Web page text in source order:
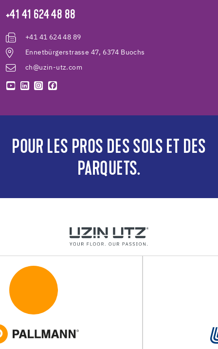
+41 41 624 48 88
+41 41 624 48 89
Ennetbürgerstrasse 47, 6374 Buochs
ch@uzin-utz.com
POUR LES PROS DES SOLS ET DES
PARQUETS.